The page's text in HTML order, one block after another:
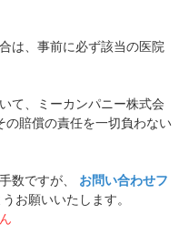
は、事前に必ず該当の医院
て、ミーカンパニー株式会
の賠償の責任を一切負わない
数ですが、
お問い合わせフ
お願いいたします。